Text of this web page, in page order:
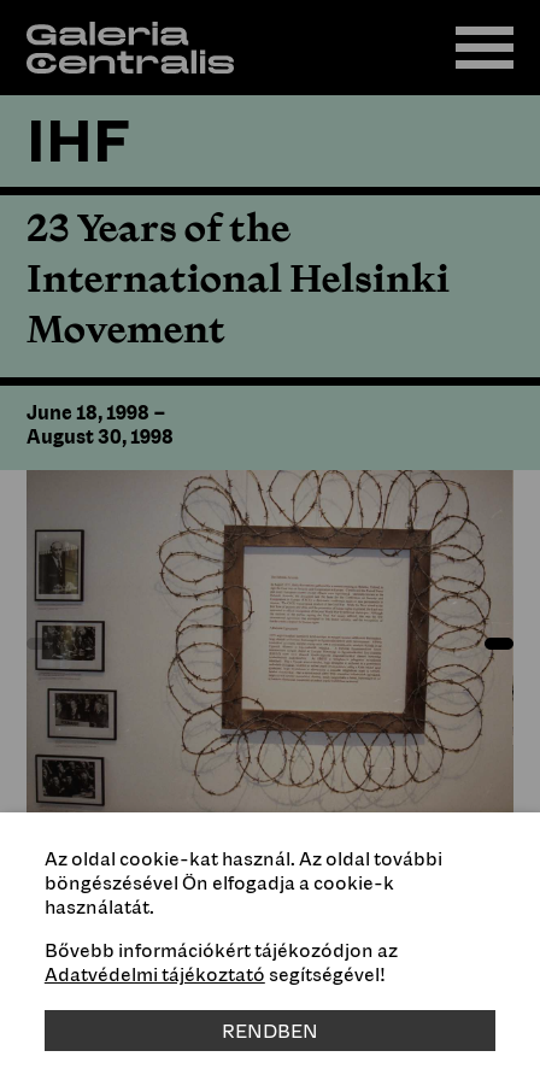
IHF
23 Years of the
International Helsinki
Movement
June 18, 1998 –
August 30, 1998
fotó / photo by Blinken OSA Archivum
Type
Artits(s)
Az oldal cookie-kat használ. Az oldal további
böngészésével Ön elfogadja a cookie-k
használatát.
Bővebb információkért tájékozódjon az
Adatvédelmi tájékoztató segítségével!
RENDBEN